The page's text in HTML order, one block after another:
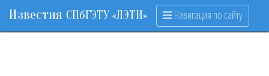
Известия СПбГЭТУ «ЛЭТИ» Навигация по сайту